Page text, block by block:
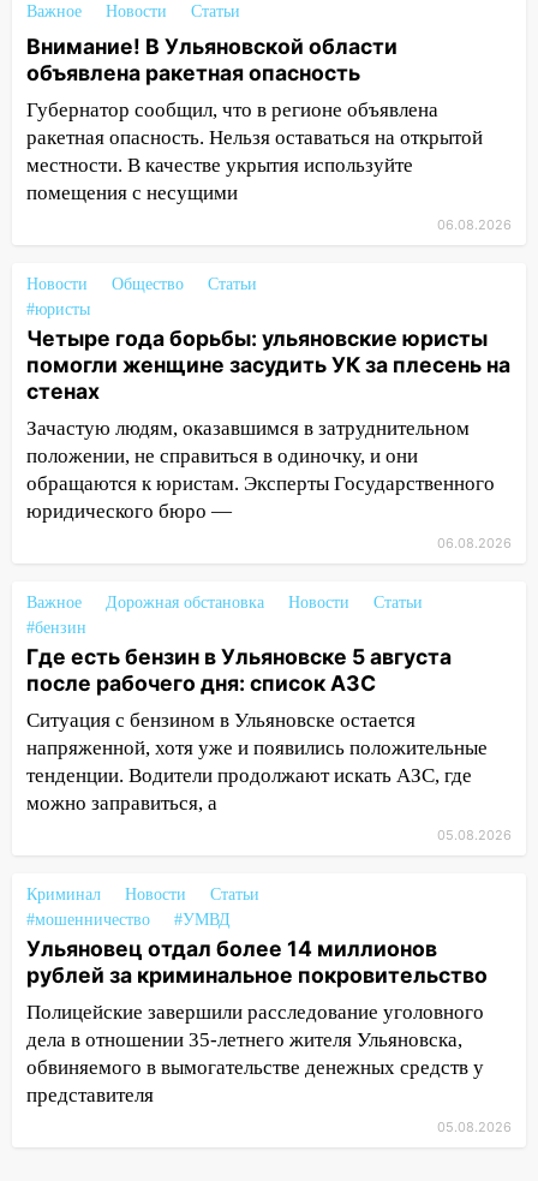
51-летний мужчина
09:50 В Ульяновске черный коршун
застрял в тепловозе
09:44 Ульяновские спасатели помогли
юному велосипедисту на улице
Чернышевского
В Заволжском районе украли два
07:18
В Ульяновск идет
тридцатиградусная жара: какая будет
погода в четверг
06:00
юристы помогли женщине засудить УК
за плесень на стенах
05:00 Кому 6 августа звезды сулят
прибыль, а кому — испытания на
22:58
ДТП с мотоциклистом
20:22 Мошенники обманули 92-летнюю
жительницу Ульяновской области
19:14
Житель Ульяновской области
подвез троих незнакомцев на трассе и
заработал уголовное дело
Ульяновской области
18:00
Мотофристайл, рок и силовой
экстрим: в Ульяновске пройдет
большой фестиваль «Наше время»
17:30 Где есть бензин в Ульяновске 5
августа после рабочего дня: список АЗС
17:05 «Обыск» по видеосвязи: в
Важное Новости Статьи
Внимание! В Ульяновской области
объявлена ракетная опасность
Губернатор сообщил, что в регионе объявлена
ракетная опасность. Нельзя оставаться на открытой
местности. В качестве укрытия используйте
помещения с несущими
06.08.2026
Новости Общество
Статьи
#юристы
Четыре года борьбы: ульяновские юристы
помогли женщине засудить УК за плесень на
стенах
Зачастую людям, оказавшимся в затруднительном
положении, не справиться в одиночку, и они
обращаются к юристам. Эксперты Государственного
юридического бюро —
06.08.2026
Важное Дорожная обстановка Новости
Статьи
#бензин
Где есть бензин в Ульяновске 5 августа
после рабочего дня: список АЗС
Ситуация с бензином в Ульяновске остается
напряженной, хотя уже и появились положительные
тенденции. Водители продолжают искать АЗС, где
можно заправиться, а
05.08.2026
Криминал Новости
Статьи
#мошенничество
#УМВД
Ульяновец отдал более 14 миллионов
рублей за криминальное покровительство
Полицейские завершили расследование уголовного
дела в отношении 35-летнего жителя Ульяновска,
обвиняемого в вымогательстве денежных средств у
представителя
05.08.2026